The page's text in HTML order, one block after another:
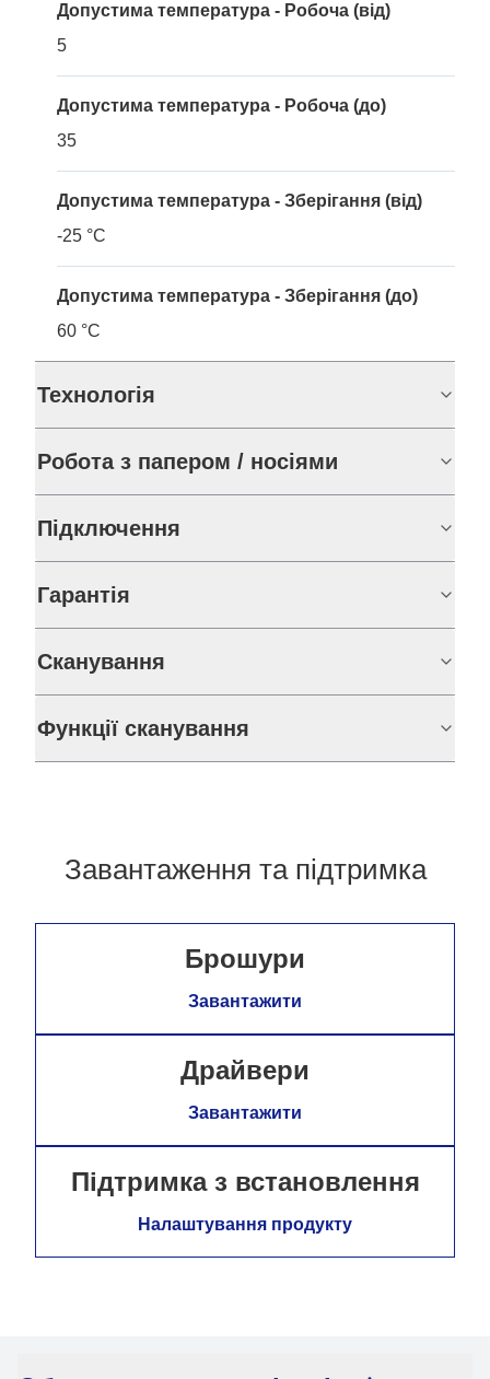
Допустима температура - Робоча (від)
5
Допустима температура - Робоча (до)
35
Допустима температура - Зберігання (від)
-25 °C
Допустима температура - Зберігання (до)
60 °C
Технологія
Робота з папером / носіями
Підключення
Гарантія
Сканування
Функції сканування
Завантаження та підтримка
Брошури
Завантажити
Драйвери
Завантажити
Підтримка з встановлення
Налаштування продукту